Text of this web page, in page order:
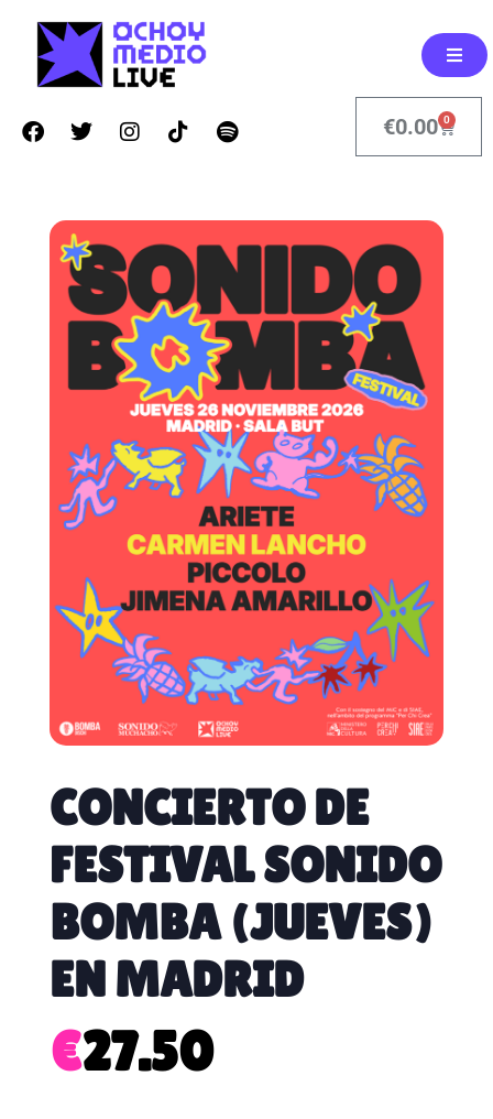
€0.00 0
CONCIERTO DE
FESTIVAL SONIDO
BOMBA (JUEVES)
EN MADRID
€27.50